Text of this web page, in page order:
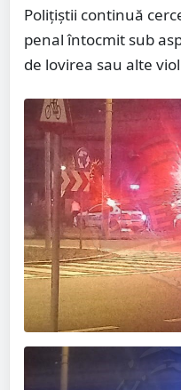
Polițiștii continuă
penal întocmit sub
de lovirea sau alte